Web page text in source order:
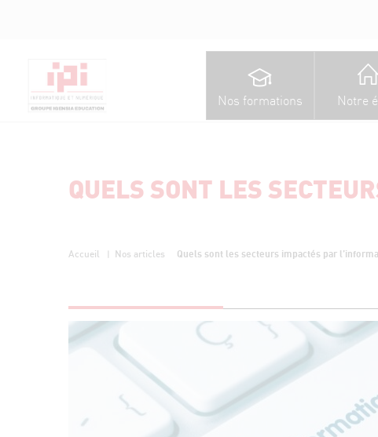
Nos formations Notre
QUELS SONT LES
Accueil Nos articles Quels sont les secteurs impactés par